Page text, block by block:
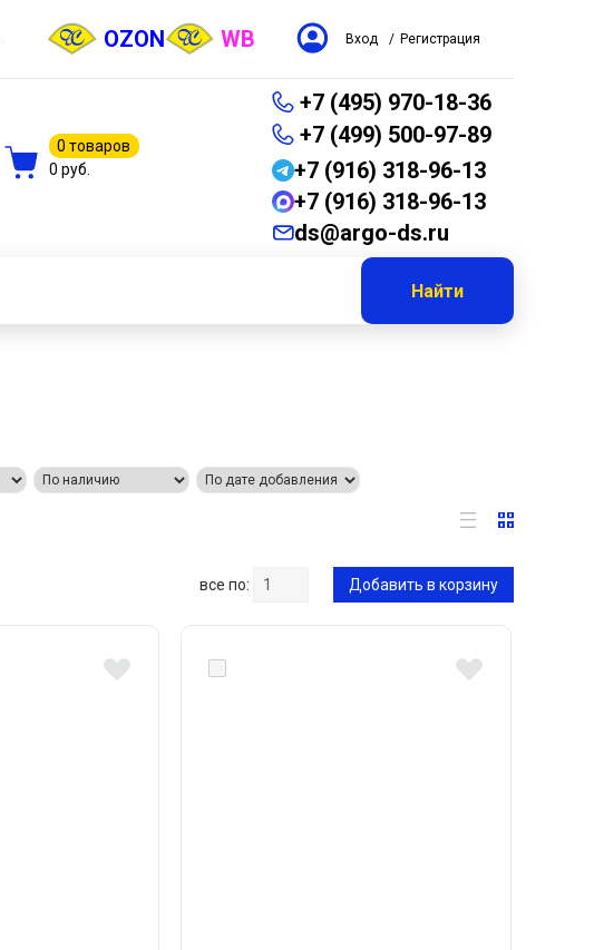
OZON WB Вход / Регистрация
0 товаров
0 руб.
+7 (495) 970-18-36
+7 (499) 500-97-89
+7 (916) 318-96-13
+7 (916) 318-96-13
ds@argo-ds.ru
Найти
все по: Добавить в корзину